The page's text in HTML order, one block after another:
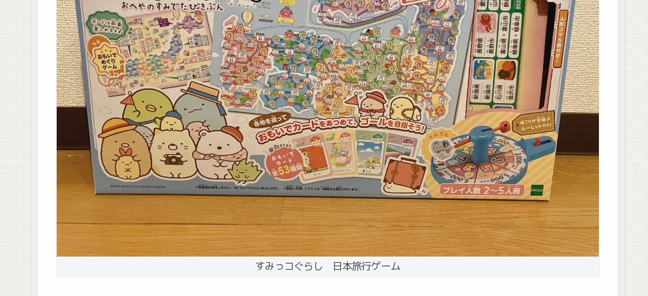
すみっコぐらし 日本旅行ゲーム